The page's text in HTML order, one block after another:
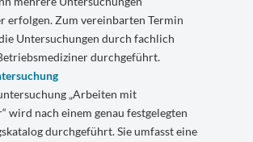
erfolgen. Zum vereinbarten Termin
Untersuchungen durch fachlich
durchgeführt.
„Arbeiten mit
wird nach einem genau festgelegten
durchgeführt. Sie umfasst eine